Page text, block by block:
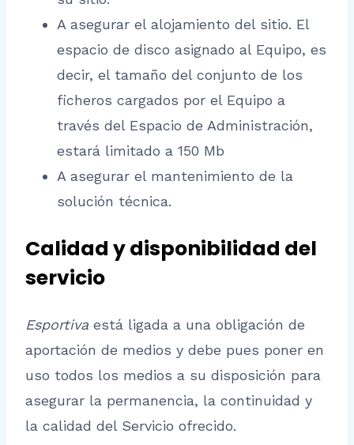
A asegurar el alojamiento del sitio. El
espacio de disco asignado al Equipo, es
decir, el tamaño del conjunto de los
ficheros cargados por el Equipo a
través del Espacio de Administración,
estará limitado a 150 Mb
A asegurar el mantenimiento de la
solución técnica.
Calidad y disponibilidad del
servicio
Esportiva está ligada a una obligación de
aportación de medios y debe pues poner en
uso todos los medios a su disposición para
asegurar la permanencia, la continuidad y
la calidad del Servicio ofrecido.